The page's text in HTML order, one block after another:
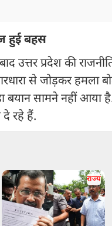
हुई बहस
उत्तर प्रदेश की
से जोड़कर
बयान सामने नहीं आया
रहे हैं.
राज्य